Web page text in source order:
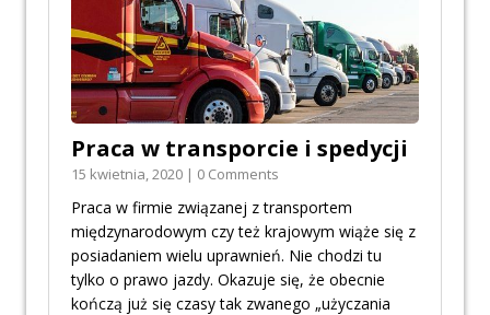
Praca w transporcie i spedycji
15 kwietnia, 2020 | 0 Comments
Praca w firmie związanej z transportem
międzynarodowym czy też krajowym wiąże się z
posiadaniem wielu uprawnień. Nie chodzi tu
tylko o prawo jazdy. Okazuje się, że obecnie
kończą już się czasy tak zwanego „użyczania